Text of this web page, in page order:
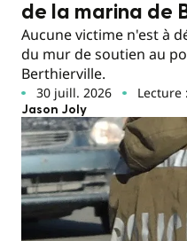
de la marina de
Aucune victime n'est à
du mur de soutien au
Berthierville.
30 juill. 2026 Lecture
Jason Joly